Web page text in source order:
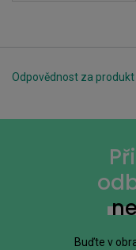
Odpovědnost za produkt
Buďte v